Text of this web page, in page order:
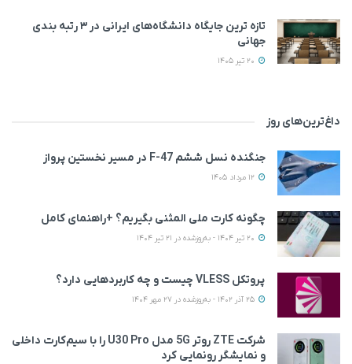
تازه ترین جایگاه دانشگاه‌های ایرانی در ۳ رتبه بندی
جهانی
داغ‌ترین‌های روز
جنگنده نسل ششم F-47 در مسیر نخستین پرواز
چگونه کارت ملی المثنی بگیریم؟ +راهنمای کامل
پروتکل VLESS چیست و چه کاربردهایی دارد؟
شرکت ZTE روتر 5G مدل U30 Pro را با سیم‌کارت داخلی
و نمایشگر رونمایی کرد